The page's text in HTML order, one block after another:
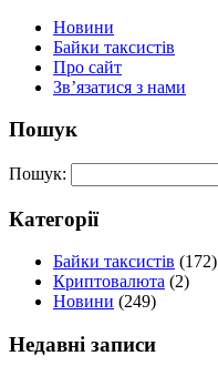
Новини
Байки таксистів
Про сайт
Зв’язатися з нами
Пошук
Пошук:
Категорії
Байки таксистів (172)
Криптовалюта (2)
Новини (249)
Недавні записи